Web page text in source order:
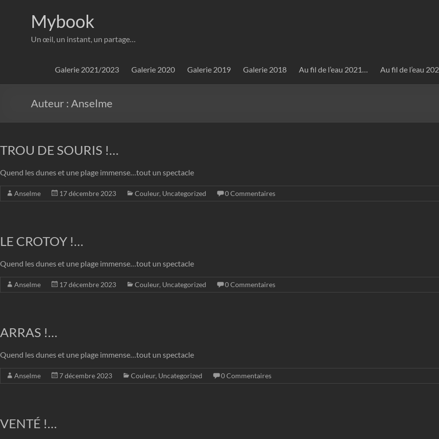
Mybook
Un œil, un instant, un partage…
Galerie 2021/2023 Galerie 2020 Galerie 2019 Galerie 2018 Au fil de l’eau 2021… Au fil de l’eau
Auteur : Anselme
TROU DE SOURIS !…
Quend les dunes et une plage immense…tout un spectacle
Anselme 17 décembre 2023 Couleur, Uncategorized 0 Commentaires
LE CROTOY !…
Quend les dunes et une plage immense…tout un spectacle
Anselme 17 décembre 2023 Couleur, Uncategorized 0 Commentaires
ARRAS !…
Quend les dunes et une plage immense…tout un spectacle
Anselme 7 décembre 2023 Couleur, Uncategorized 0 Commentaires
VENTÉ !…